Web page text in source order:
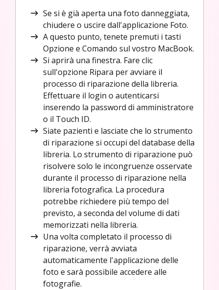
Se si è già aperta una foto danneggiata,
chiudere o uscire dall'applicazione Foto.
A questo punto, tenete premuti i tasti
Opzione e Comando sul vostro MacBook.
Si aprirà una finestra. Fare clic
sull'opzione Ripara per avviare il
processo di riparazione della libreria.
Effettuare il login o autenticarsi
inserendo la password di amministratore
o il Touch ID.
Siate pazienti e lasciate che lo strumento
di riparazione si occupi del database della
libreria. Lo strumento di riparazione può
risolvere solo le incongruenze osservate
durante il processo di riparazione nella
libreria fotografica. La procedura
potrebbe richiedere più tempo del
previsto, a seconda del volume di dati
memorizzati nella libreria.
Una volta completato il processo di
riparazione, verrà avviata
automaticamente l'applicazione delle
foto e sarà possibile accedere alle
fotografie.